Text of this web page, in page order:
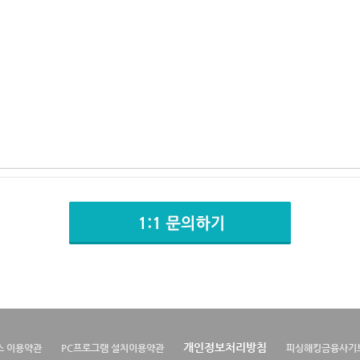
이용약관 PC프로그램 설치이용약관 개인정보처리방침 피싱해킹금융사기